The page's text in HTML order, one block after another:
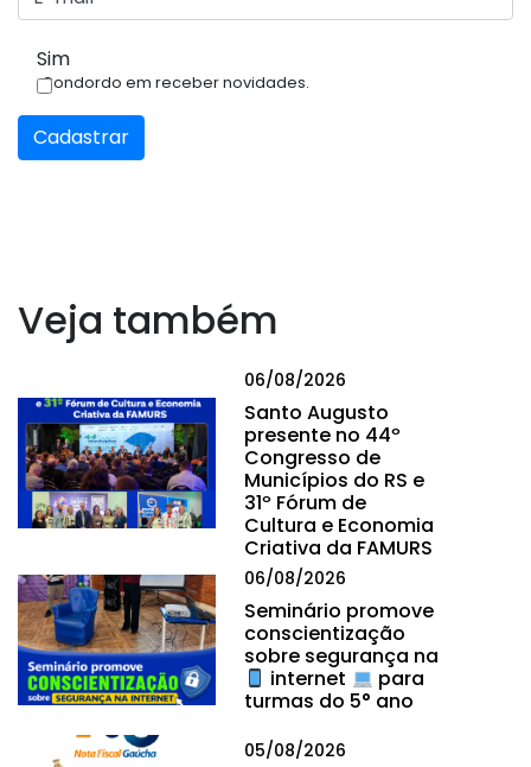
Sim
Condordo em receber novidades.
Cadastrar
Veja também
06/08/2026
Santo Augusto
presente no 44º
Congresso de
Municípios do RS e
31º Fórum de
Cultura e Economia
Criativa da FAMURS
06/08/2026
Seminário promove
conscientização
sobre segurança na
internet
para
turmas do 5° ano
05/08/2026